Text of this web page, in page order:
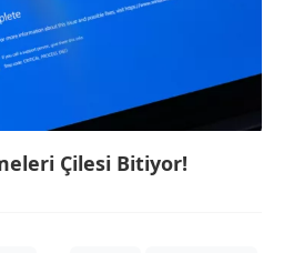
Çilesi Bitiyor!